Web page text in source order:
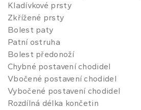
Kladívkové prsty
Zkřížené prsty
Bolest paty
Patní ostruha
Bolest předonoží
Chybné postavení chodidel
Vbočené postavení chodidel
Vybočené postavení chodidel
Rozdílná délka končetin